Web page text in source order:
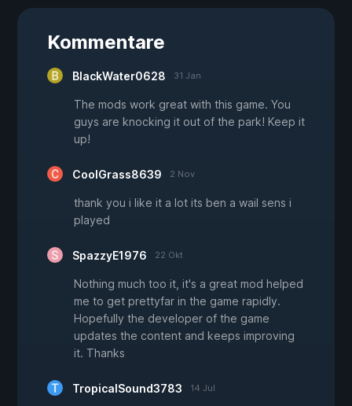
Kommentare
BlackWater0628 31 Jan
The mods work great with this game. You
guys are knocking it out of the park! Keep it
up!
CoolGrass8639 2 Nov
thank you i like it a lot its ben a wail sens i
played
SpazzyE1976 22 Okt
Nothing much too it, it's a great mod helped
me to get prettyfar in the game rapidly.
Hopefully the developer of the game
updates the content and keeps improving
it. Thanks
TropicalSound3783 14 Jul